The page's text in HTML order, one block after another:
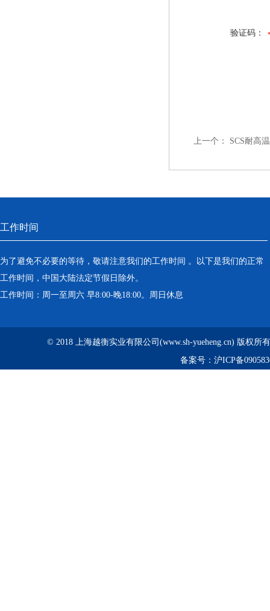
验证码：
上一个： SCS耐高
工作时间
为了避免不必要的等待，敬请注意我们的工作时间 。以下是我们的正常
工作时间，中国大陆法定节假日除外。
工作时间：周一至周六 早8:00-晚18:00。周日休息
© 2018 上海越衡实业有限公司(www.sh-yueheng.cn) 版权所
备案号： 沪ICP备